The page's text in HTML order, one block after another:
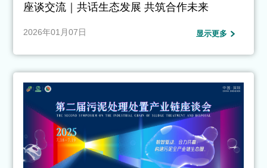
座谈交流｜共话生态发展 共筑合作未来
2026年01月07日 显示更多